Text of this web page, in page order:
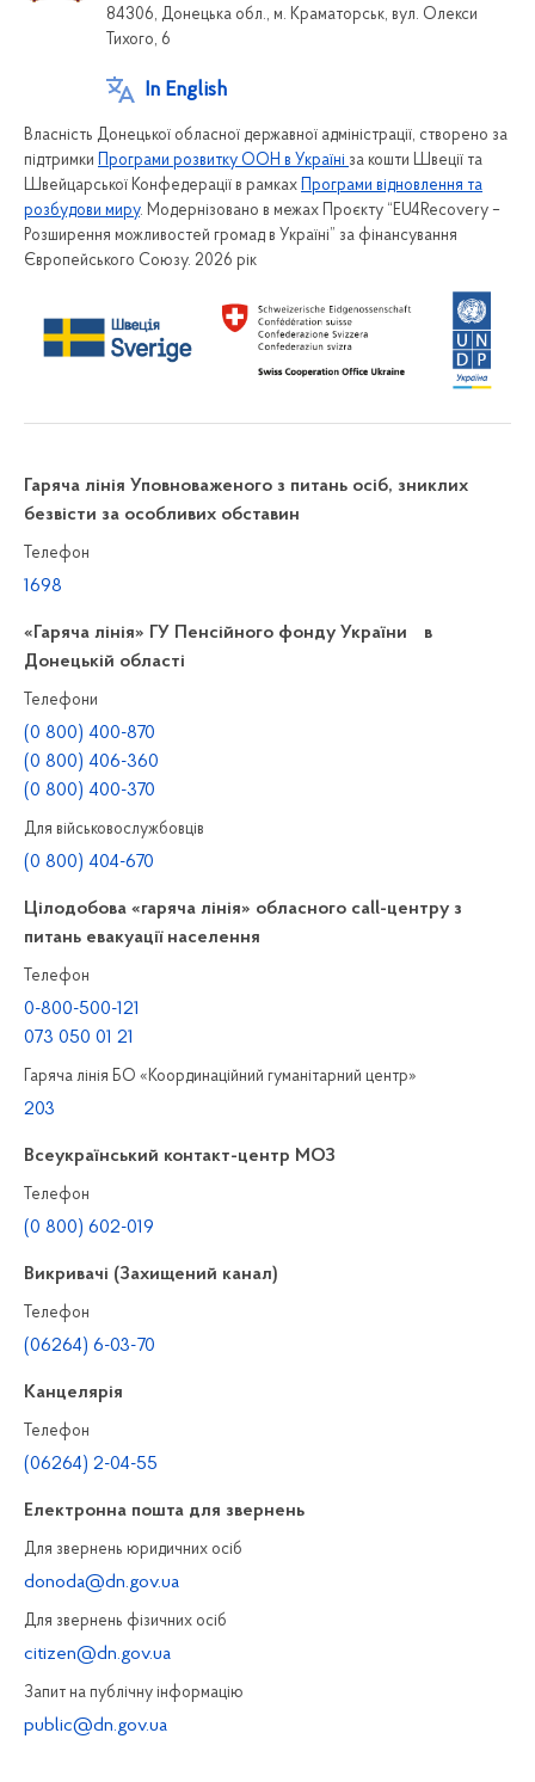
84306, Донецька обл., м. Краматорськ, вул. Олекси
Тихого, 6
In English
Власність Донецької обласної державної адміністрації, створено за
підтримки
Програми розвитку ООН в Україні за кошти Швеції та
Швейцарської Конфедерації в рамках
Програми відновлення та
розбудови миру. Модернізовано в межах Проєкту “EU4Recovery –
Розширення можливостей громад в Україні” за фінансування
Європейського Союзу. 2026 рік
Гаряча лінія Уповноваженого з питань осіб, зниклих
безвісти за особливих обставин
Телефон
1698
«Гаряча лінія» ГУ Пенсійного фонду України в
Донецькій області
Телефони
(0 800) 400-870
(0 800) 406-360
(0 800) 400-370
Для військовослужбовців
(0 800) 404-670
Цілодобова «гаряча лінія» обласного call-центру з
питань евакуації населення
Телефон
0-800-500-121
073 050 01 21
Гаряча лінія БО «Координаційний гуманітарний центр»
203
Всеукраїнський контакт-центр МОЗ
Телефон
(0 800) 602-019
Викривачі (Захищений канал)
Телефон
(06264) 6-03-70
Канцелярiя
Телефон
(06264) 2-04-55
Електронна пошта для звернень
Для звернень юридичних осiб
donoda@dn.gov.ua
Для звернень фізичних осiб
citizen@dn.gov.ua
Запит на публiчну інформацiю
public@dn.gov.ua